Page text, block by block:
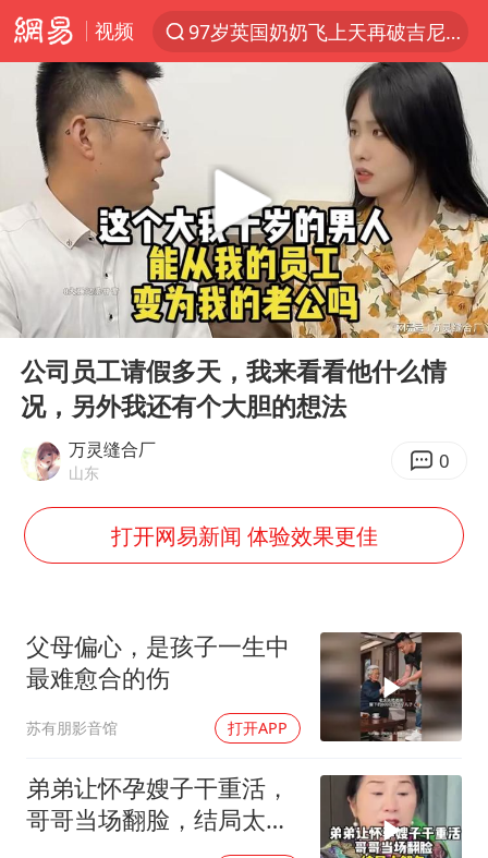
视频
97岁英国奶奶飞上天再破吉尼斯纪录
汪峰阻止14岁女儿买大牌
泸溪河：桃酥吃出金属牙冠视频不实
公司“上四休三”但要降薪1000元
泰国校园枪击案死亡人数升至7人
泰高官回应中国人在泰遭歧视：全面调查
四川宜宾市高县发生4.9级地震
火把节震撼瞬间
“空调24小时开着更省电”不实
“不建议大家买深色蛋糕”
70多岁父亲独自坐车到上海看望女儿
粉笔教育发布“自曝式”公开信
OpenAI为免费用户升级GPT-5.6 Luna
如何把百年大党建设得更加坚强有力？
Play
00:00 07:56
公司员工请假多天，我来看看他什么情
况，另外我还有个大胆的想法
万灵缝合厂
山东 0
打开网易新闻 体验效果更佳
父母偏心，是孩子一生中
最难愈合的伤
苏有朋影音馆 打开APP
弟弟让怀孕嫂子干重活，
哥哥当场翻脸，结局太解